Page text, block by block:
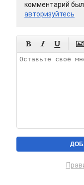
комментарий был
авторизуйтесь
   